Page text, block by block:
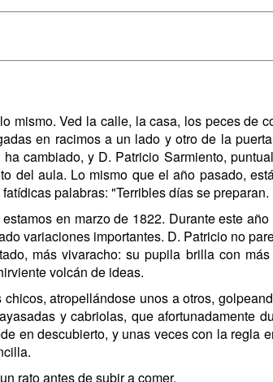
mismo. Ved la calle, la casa, los peces de
en racimos a un lado y otro de la
cambiado, y D. Patricio Sarmiento,
del aula. Lo mismo que el año pasado,
palabras: "Terribles días se
en marzo de 1822. Durante este
variaciones importantes. D. Patricio no
más vivaracho: su pupila brilla con
volcán de ideas.
atropellándose unos a otros,
y cabriolas, que afortunadamente
en descubierto, y unas veces con la regla
rato antes de subir a comer.